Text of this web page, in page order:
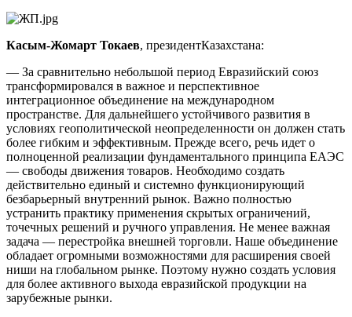
Касым-Жомарт Токаев, президентКазахстана:
— За сравнительно небольшой период Евразийский союз
трансформировался в важное и перспективное
интеграционное объединение на международном
пространстве. Для дальнейшего устойчивого развития в
условиях геополитической неопределенности он должен стать
более гибким и эффективным. Прежде всего, речь идет о
полноценной реализации фундаментального принципа ЕАЭС
— свободы движения товаров. Необходимо создать
действительно единый и системно функционирующий
безбарьерный внутренний рынок. Важно полностью
устранить практику применения скрытых ограничений,
точечных решений и ручного управления. Не менее важная
задача — перестройка внешней торговли. Наше объединение
обладает огромными возможностями для расширения своей
ниши на глобальном рынке. Поэтому нужно создать условия
для более активного выхода евразийской продукции на
зарубежные рынки.